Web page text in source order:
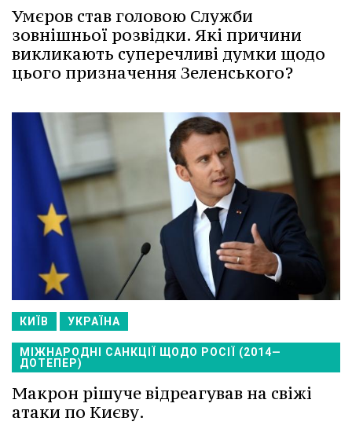
Умєров став головою Служби
зовнішньої розвідки. Які причини
викликають суперечливі думки щодо
цього призначення Зеленського?
КИЇВ УКРАЇНА
МІЖНАРОДНІ САНКЦІЇ ЩОДО РОСІЇ (2014—
ДОТЕПЕР)
Макрон рішуче відреагував на свіжі
атаки по Києву.